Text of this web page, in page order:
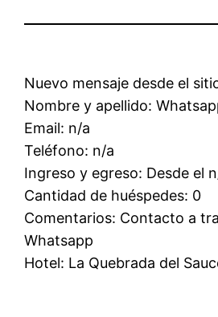
Nuevo mensaje desde el
Nombre y apellido:
Email: n/a
Teléfono: n/a
Ingreso y egreso: Desde el
Cantidad de huéspedes: 0
Comentarios: Contacto a
Whatsapp
Hotel: La Quebrada del